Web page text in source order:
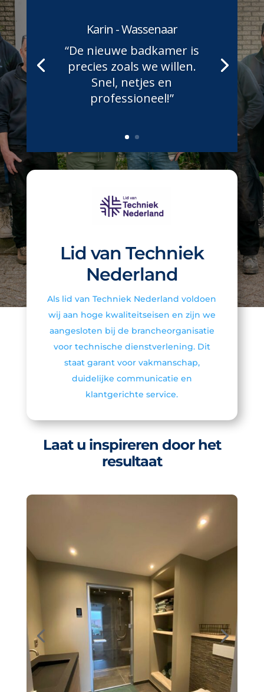
Karin - Wassenaar
“De nieuwe badkamer is
precies zoals we willen.
Snel, netjes en
professioneel!”
Lid van Techniek
Nederland
Als lid van Techniek Nederland voldoen
wij aan hoge kwaliteitseisen en zijn we
aangesloten bij de brancheorganisatie
voor technische dienstverlening. Dit
staat garant voor vakmanschap,
duidelijke communicatie en
klantgerichte service.
Laat u inspireren door het
resultaat